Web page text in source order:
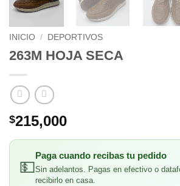
INICIO / DEPORTIVOS
263M HOJA SECA
$215,000
💵
Paga cuando recibas tu pedido
Sin adelantos. Pagas en efectivo o
recibirlo en casa.